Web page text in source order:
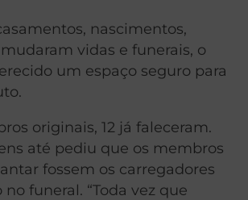
nascimentos,
vidas e funerais, o
um espaço seguro para
originais, 12 já faleceram.
até pediu que os membros
fossem os carregadores
funeral. “Toda vez que